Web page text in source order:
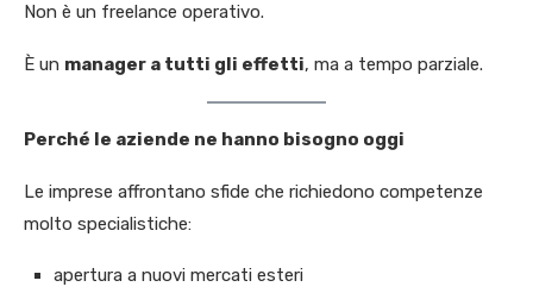
Non è un freelance operativo.
È un manager a tutti gli effetti, ma a tempo parziale.
Perché le aziende ne hanno bisogno oggi
Le imprese affrontano sfide che richiedono competenze
molto specialistiche:
apertura a nuovi mercati esteri